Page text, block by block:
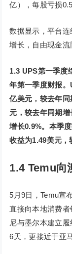
亿），每股亏损
数据显示，平台
增长，自由现金流
1.3 UPS第一季度
年第一季度财报
亿美元，较去年
元，较去年同期
增长0.9%。本季
收益为1.49美元，
1.4 Temu向
5月9日，Temu宣
直接向本地消费
尼与墨尔本建立
6天，更接近于亚